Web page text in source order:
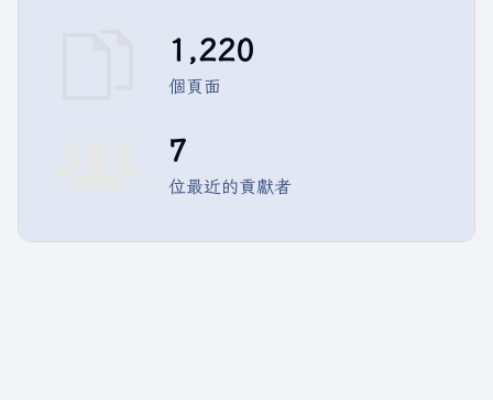
1,220
個頁面
7
位最近的貢獻者